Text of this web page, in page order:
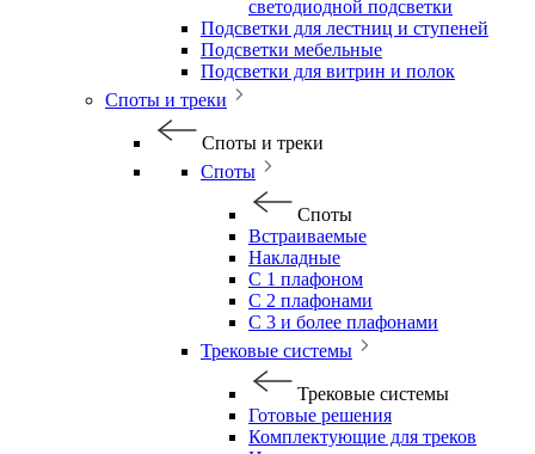
светодиодной подсветки
Подсветки для лестниц и ступеней
Подсветки мебельные
Подсветки для витрин и полок
Споты и треки
Споты и треки
Споты
Споты
Встраиваемые
Накладные
С 1 плафоном
С 2 плафонами
С 3 и более плафонами
Трековые системы
Трековые системы
Готовые решения
Комплектующие для треков